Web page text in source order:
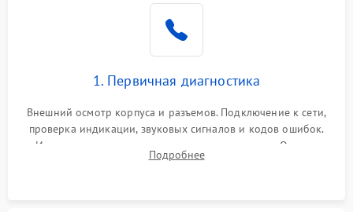
1. Первичная диагностика
Внешний осмотр корпуса и разъемов. Подключение к сети,
проверка индикации, звуковых сигналов и кодов ошибок.
Измерение входного и выходного напряжения. Оценка
реакции ИБП на отключение основного питания без
Подробнее